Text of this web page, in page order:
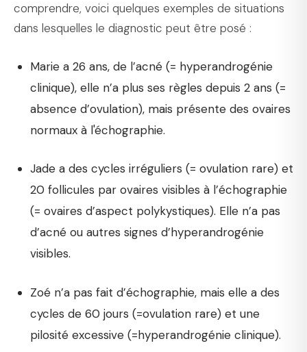
comprendre, voici quelques exemples de situations
dans lesquelles le diagnostic peut être posé :
Marie a 26 ans, de l’acné (= hyperandrogénie
clinique), elle n’a plus ses règles depuis 2 ans (=
absence d’ovulation), mais présente des ovaires
normaux à l'échographie.
Jade a des cycles irréguliers (= ovulation rare) et
20 follicules par ovaires visibles à l’échographie
(= ovaires d’aspect polykystiques). Elle n’a pas
d’acné ou autres signes d’hyperandrogénie
visibles.
Zoé n’a pas fait d’échographie, mais elle a des
cycles de 60 jours (=ovulation rare) et une
pilosité excessive (=hyperandrogénie clinique).